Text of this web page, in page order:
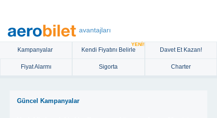
avantajları
Kampanyalar Kendi Fiyatını Belirle
YENİ!
Davet Et Kazan!
Fiyat Alarmı Sigorta Charter
Güncel Kampanyalar